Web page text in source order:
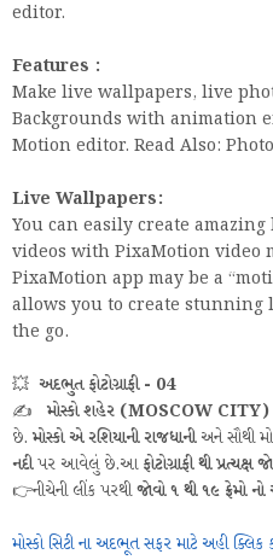
editor.
Features :
Make live wallpapers, live
Backgrounds with animation
Motion editor. Read Also:
Live Wallpapers:
You can easily create
videos with PixaMotion video
PixaMotion app may be a
allows you to create
the go.
💥 અદભુત ફોટોગ્રાફી - 04
✍️ મોસ્કો શહેર (MOSCOW CITY)
છે. મોસ્કો એ રશિયાની રાજધાનીઅને સૌથી
નદીપર આવેલું છે.આ ફોટોગ્રાફી થી
👉નીચેની લીંક પરથીજોવો ૧ થી ૧૯ ફ્રેમો
મોસ્કો સિટી ના અદભૂત સફર માટે અહી ક્લિક